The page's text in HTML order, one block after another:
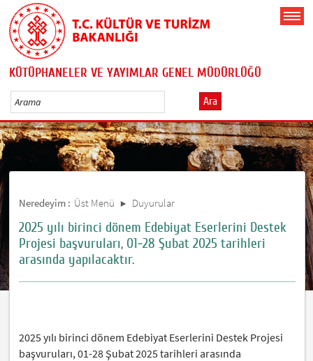
KÜTÜPHANELER VE YAYIMLAR GENEL MÜDÜRLÜĞÜ
Ara
Neredeyim : Üst Menü Duyurular
2025 yılı birinci dönem Edebiyat Eserlerini Destek
Projesi başvuruları, 01-28 Şubat 2025 tarihleri
arasında yapılacaktır.
2025 yılı birinci dönem Edebiyat Eserlerini Destek Projesi
başvuruları, 01-28 Şubat 2025 tarihleri arasında